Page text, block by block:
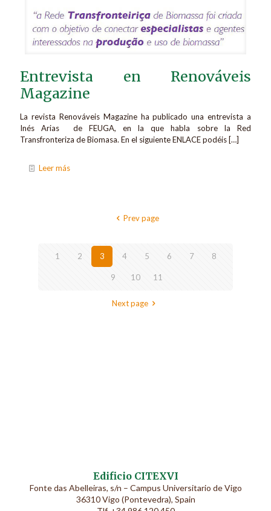
Entrevista en Renováveis
Magazine
La revista Renováveis Magazine ha publicado una entrevista a
Inés Arias de FEUGA, en la que habla sobre la Red
Transfronteriza de Biomasa. En el siguiente ENLACE podéis […]
Leer más
Prev page
1 2 3 4 5 6 7 8
9 10 11
Next page
Edificio CITEXVI
Fonte das Abelleiras, s/n – Campus Universitario de Vigo
36310 Vigo (Pontevedra), Spain